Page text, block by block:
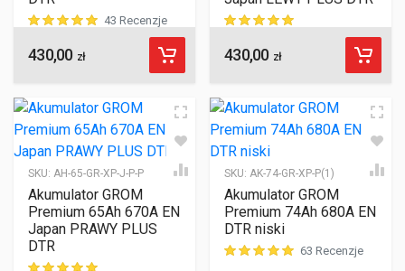
ocen klientów
43 Recenzje
430,00 zł ocen klientów
430,00 zł
SKU: AH-65-GR-XP-J-P-P
Akumulator GROM
Premium 65Ah 670A EN
Japan PRAWY PLUS
DTR
SKU: AK-74-GR-XP-P(1)
Akumulator GROM
Premium 74Ah 680A EN
DTR niski
63 Recenzje